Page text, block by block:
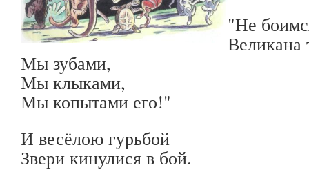
"Не
Великана
Мы зубами,
Мы клыками,
Мы копытами его!"
И весёлою гурьбой
Звери кинулися в бой.